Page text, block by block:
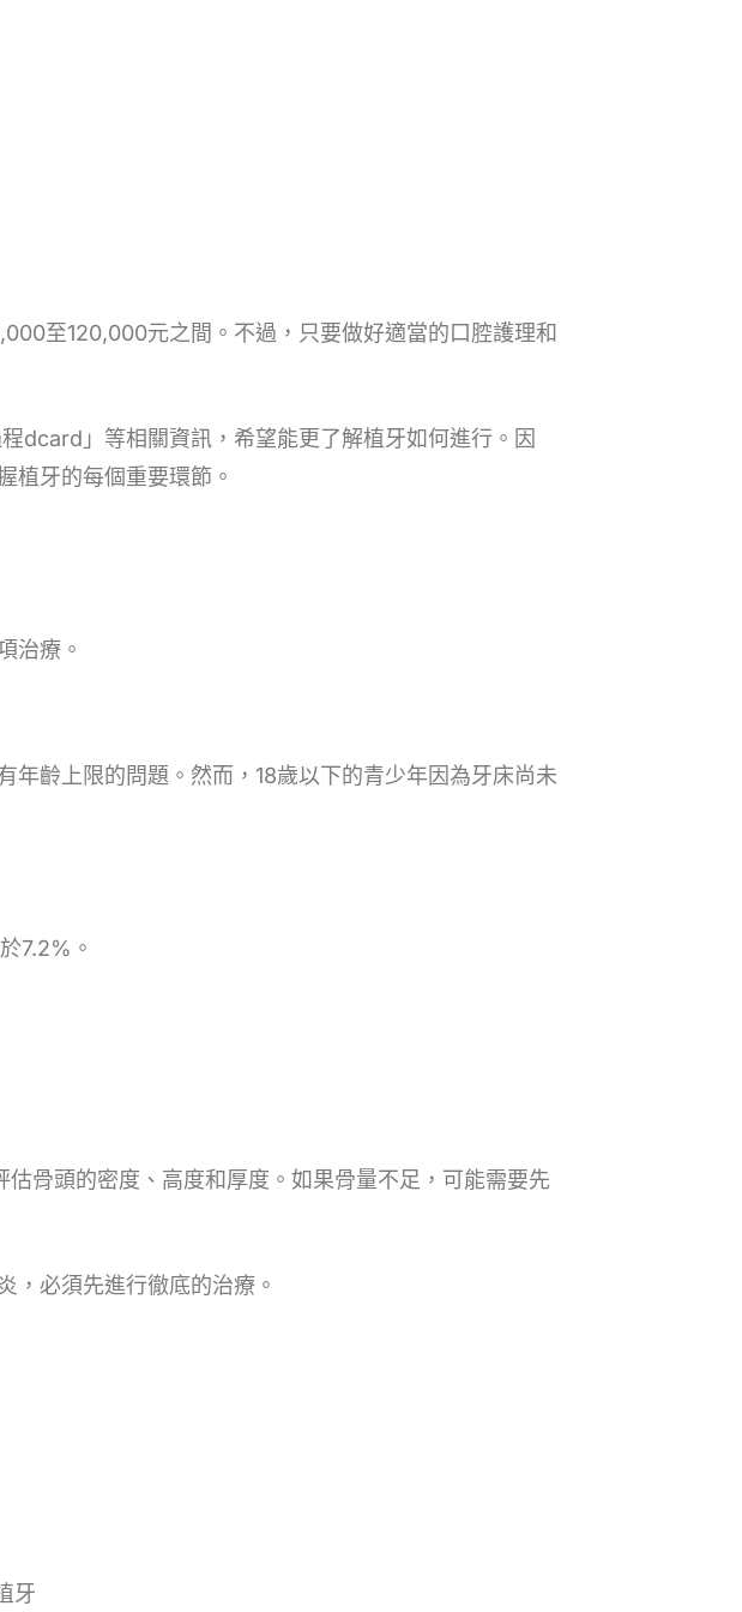
至120,000元之間。不過，只要做好適當的口腔護理和
dcard」等相關資訊，希望能更了解植牙如何進行。因
植牙的每個重要環節。
治療。
年齡上限的問題。然而，18歲以下的青少年因為牙床尚未
7.2%。
骨頭的密度、高度和厚度。如果骨量不足，可能需要先
，必須先進行徹底的治療。
牙